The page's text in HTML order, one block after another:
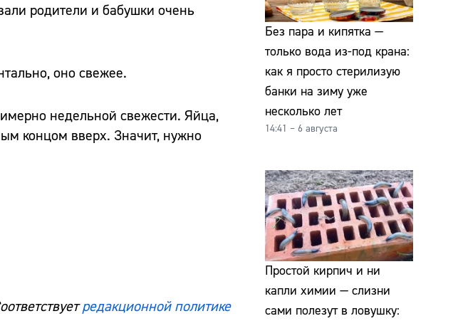
родители и бабушки очень
оно свежее.
недельной свежести. Яйца,
концом вверх. Значит, нужно
редакционной политике
Без пара и кипятка —
только вода из-под крана:
как я просто стерилизую
банки на зиму уже
несколько лет
14:41 – 6 августа
Простой кирпич и ни
капли химии — слизни
сами полезут в ловушку: